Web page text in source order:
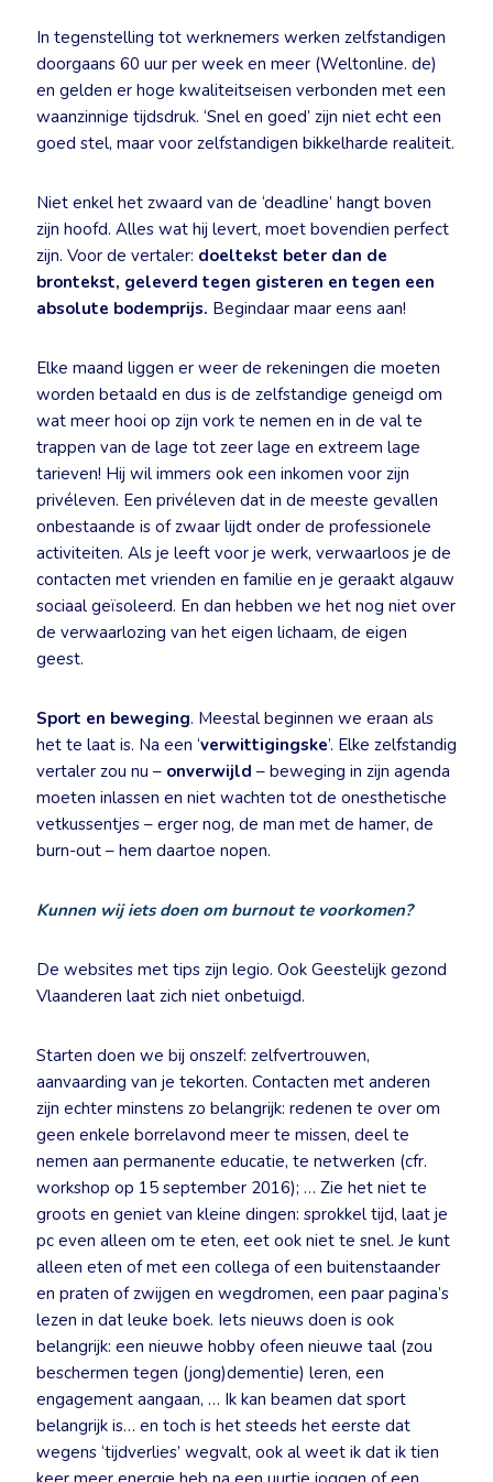
In tegenstelling tot werknemers werken zelfstandigen
doorgaans 60 uur per week en meer (Weltonline. de)
en gelden er hoge kwaliteitseisen verbonden met een
waanzinnige tijdsdruk. ‘Snel en goed’ zijn niet echt een
goed stel, maar voor zelfstandigen bikkelharde realiteit.
Niet enkel het zwaard van de ‘deadline’ hangt boven
zijn hoofd. Alles wat hij levert, moet bovendien perfect
zijn. Voor de vertaler: doeltekst beter dan de
brontekst, geleverd tegen gisteren en tegen een
absolute bodemprijs. Begindaar maar eens aan!
Elke maand liggen er weer de rekeningen die moeten
worden betaald en dus is de zelfstandige geneigd om
wat meer hooi op zijn vork te nemen en in de val te
trappen van de lage tot zeer lage en extreem lage
tarieven! Hij wil immers ook een inkomen voor zijn
privéleven. Een privéleven dat in de meeste gevallen
onbestaande is of zwaar lijdt onder de professionele
activiteiten. Als je leeft voor je werk, verwaarloos je de
contacten met vrienden en familie en je geraakt algauw
sociaal geïsoleerd. En dan hebben we het nog niet over
de verwaarlozing van het eigen lichaam, de eigen
geest.
Sport en beweging. Meestal beginnen we eraan als
het te laat is. Na een ‘verwittigingske’. Elke zelfstandig
vertaler zou nu – onverwijld – beweging in zijn agenda
moeten inlassen en niet wachten tot de onesthetische
vetkussentjes – erger nog, de man met de hamer, de
burn-out – hem daartoe nopen.
Kunnen wij iets doen om burnout te voorkomen?
De websites met tips zijn legio. Ook Geestelijk gezond
Vlaanderen laat zich niet onbetuigd.
Starten doen we bij onszelf: zelfvertrouwen,
aanvaarding van je tekorten. Contacten met anderen
zijn echter minstens zo belangrijk: redenen te over om
geen enkele borrelavond meer te missen, deel te
nemen aan permanente educatie, te netwerken (cfr.
workshop op 15 september 2016); … Zie het niet te
groots en geniet van kleine dingen: sprokkel tijd, laat je
pc even alleen om te eten, eet ook niet te snel. Je kunt
alleen eten of met een collega of een buitenstaander
en praten of zwijgen en wegdromen, een paar pagina’s
lezen in dat leuke boek. Iets nieuws doen is ook
belangrijk: een nieuwe hobby ofeen nieuwe taal (zou
beschermen tegen (jong)dementie) leren, een
engagement aangaan, … Ik kan beamen dat sport
belangrijk is… en toch is het steeds het eerste dat
wegens ‘tijdverlies’ wegvalt, ook al weet ik dat ik tien